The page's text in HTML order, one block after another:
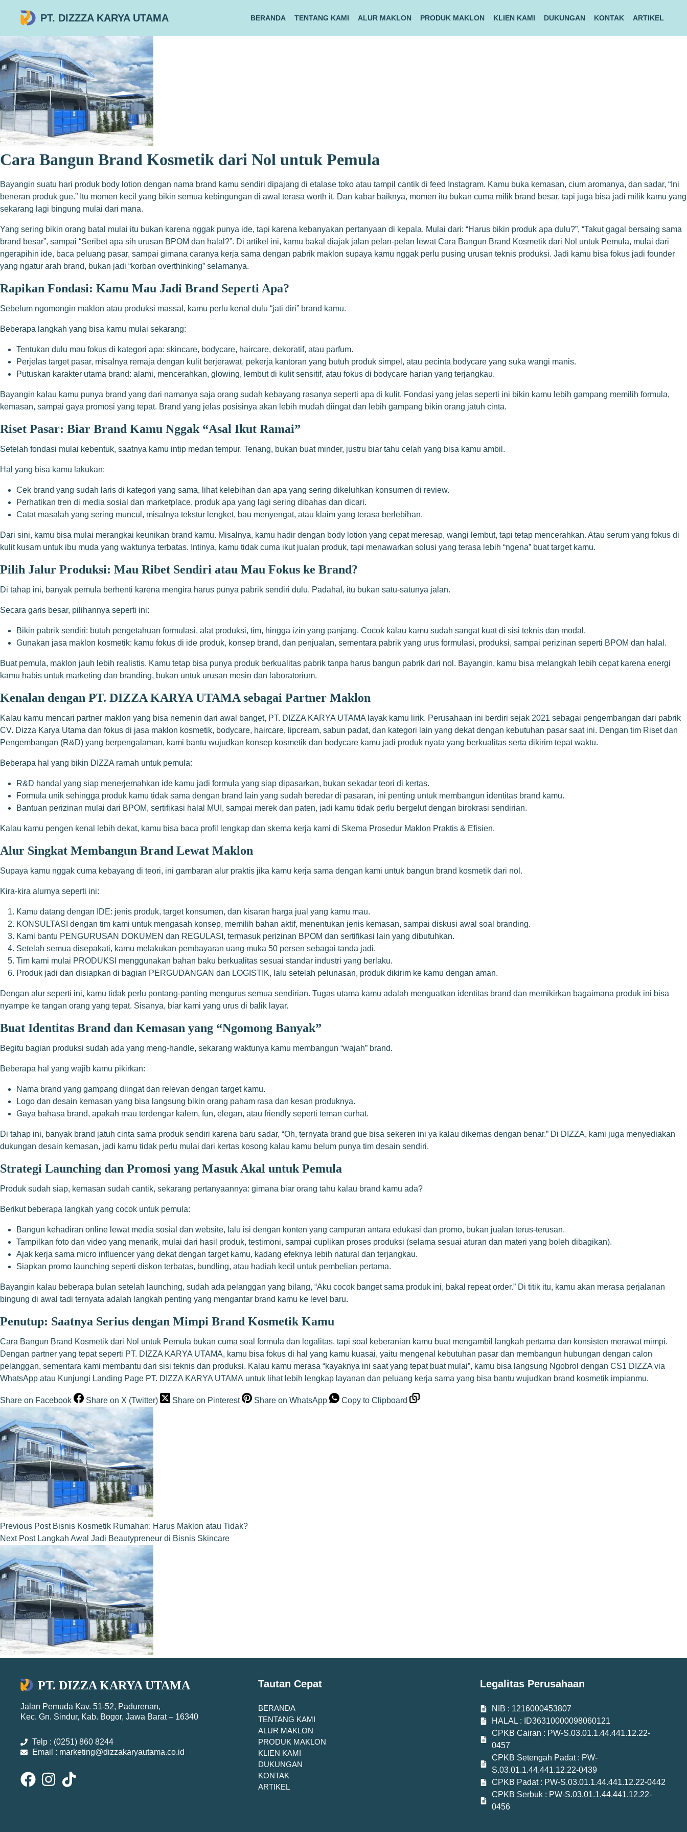
PT. DIZZZA KARYA UTAMA BERANDA TENTANG KAMI ALUR MAKLON PRODUK MAKLON KLIEN KAMI DUKUNGAN KONTAK ARTIKEL
Cara Bangun Brand Kosmetik dari Nol untuk Pemula
Bayangin suatu hari produk body lotion dengan nama brand kamu sendiri dipajang di etalase toko atau tampil cantik di feed Instagram. Kamu buka kemasan, cium aromanya, dan sadar, “Ini
beneran produk gue.” Itu momen kecil yang bikin semua kebingungan di awal terasa worth it. Dan kabar baiknya, momen itu bukan cuma milik brand besar, tapi juga bisa jadi milik kamu yang
sekarang lagi bingung mulai dari mana.
Yang sering bikin orang batal mulai itu bukan karena nggak punya ide, tapi karena kebanyakan pertanyaan di kepala. Mulai dari: “Harus bikin produk apa dulu?”, “Takut gagal bersaing sama
brand besar”, sampai “Seribet apa sih urusan BPOM dan halal?”. Di artikel ini, kamu bakal diajak jalan pelan-pelan lewat Cara Bangun Brand Kosmetik dari Nol untuk Pemula, mulai dari
ngerapihin ide, baca peluang pasar, sampai gimana caranya kerja sama dengan pabrik maklon supaya kamu nggak perlu pusing urusan teknis produksi. Jadi kamu bisa fokus jadi founder
yang ngatur arah brand, bukan jadi “korban overthinking” selamanya.
Rapikan Fondasi: Kamu Mau Jadi Brand Seperti Apa?
Sebelum ngomongin maklon atau produksi massal, kamu perlu kenal dulu “jati diri” brand kamu.
Beberapa langkah yang bisa kamu mulai sekarang:
Tentukan dulu mau fokus di kategori apa: skincare, bodycare, haircare, dekoratif, atau parfum.
Perjelas target pasar, misalnya remaja dengan kulit berjerawat, pekerja kantoran yang butuh produk simpel, atau pecinta bodycare yang suka wangi manis.
Putuskan karakter utama brand: alami, mencerahkan, glowing, lembut di kulit sensitif, atau fokus di bodycare harian yang terjangkau.
Bayangin kalau kamu punya brand yang dari namanya saja orang sudah kebayang rasanya seperti apa di kulit. Fondasi yang jelas seperti ini bikin kamu lebih gampang memilih formula,
kemasan, sampai gaya promosi yang tepat. Brand yang jelas posisinya akan lebih mudah diingat dan lebih gampang bikin orang jatuh cinta.
Riset Pasar: Biar Brand Kamu Nggak “Asal Ikut Ramai”
Setelah fondasi mulai kebentuk, saatnya kamu intip medan tempur. Tenang, bukan buat minder, justru biar tahu celah yang bisa kamu ambil.
Hal yang bisa kamu lakukan:
Cek brand yang sudah laris di kategori yang sama, lihat kelebihan dan apa yang sering dikeluhkan konsumen di review.
Perhatikan tren di media sosial dan marketplace, produk apa yang lagi sering dibahas dan dicari.
Catat masalah yang sering muncul, misalnya tekstur lengket, bau menyengat, atau klaim yang terasa berlebihan.
Dari sini, kamu bisa mulai merangkai keunikan brand kamu. Misalnya, kamu hadir dengan body lotion yang cepat meresap, wangi lembut, tapi tetap mencerahkan. Atau serum yang fokus di
kulit kusam untuk ibu muda yang waktunya terbatas. Intinya, kamu tidak cuma ikut jualan produk, tapi menawarkan solusi yang terasa lebih “ngena” buat target kamu.
Pilih Jalur Produksi: Mau Ribet Sendiri atau Mau Fokus ke Brand?
Di tahap ini, banyak pemula berhenti karena mengira harus punya pabrik sendiri dulu. Padahal, itu bukan satu-satunya jalan.
Secara garis besar, pilihannya seperti ini:
Bikin pabrik sendiri: butuh pengetahuan formulasi, alat produksi, tim, hingga izin yang panjang. Cocok kalau kamu sudah sangat kuat di sisi teknis dan modal.
Gunakan jasa maklon kosmetik: kamu fokus di ide produk, konsep brand, dan penjualan, sementara pabrik yang urus formulasi, produksi, sampai perizinan seperti BPOM dan halal.
Buat pemula, maklon jauh lebih realistis. Kamu tetap bisa punya produk berkualitas pabrik tanpa harus bangun pabrik dari nol. Bayangin, kamu bisa melangkah lebih cepat karena energi
kamu habis untuk marketing dan branding, bukan untuk urusan mesin dan laboratorium.
Kenalan dengan PT. DIZZA KARYA UTAMA sebagai Partner Maklon
Kalau kamu mencari partner maklon yang bisa nemenin dari awal banget, PT. DIZZA KARYA UTAMA layak kamu lirik. Perusahaan ini berdiri sejak 2021 sebagai pengembangan dari pabrik
CV. Dizza Karya Utama dan fokus di jasa maklon kosmetik, bodycare, haircare, lipcream, sabun padat, dan kategori lain yang dekat dengan kebutuhan pasar saat ini. Dengan tim Riset dan
Pengembangan (R&D) yang berpengalaman, kami bantu wujudkan konsep kosmetik dan bodycare kamu jadi produk nyata yang berkualitas serta dikirim tepat waktu.
Beberapa hal yang bikin DIZZA ramah untuk pemula:
R&D handal yang siap menerjemahkan ide kamu jadi formula yang siap dipasarkan, bukan sekadar teori di kertas.
Formula unik sehingga produk kamu tidak sama dengan brand lain yang sudah beredar di pasaran, ini penting untuk membangun identitas brand kamu.
Bantuan perizinan mulai dari BPOM, sertifikasi halal MUI, sampai merek dan paten, jadi kamu tidak perlu bergelut dengan birokrasi sendirian.
Kalau kamu pengen kenal lebih dekat, kamu bisa baca profil lengkap dan skema kerja kami di Skema Prosedur Maklon Praktis & Efisien.
Alur Singkat Membangun Brand Lewat Maklon
Supaya kamu nggak cuma kebayang di teori, ini gambaran alur praktis jika kamu kerja sama dengan kami untuk bangun brand kosmetik dari nol.
Kira-kira alurnya seperti ini:
Kamu datang dengan IDE: jenis produk, target konsumen, dan kisaran harga jual yang kamu mau.
KONSULTASI dengan tim kami untuk mengasah konsep, memilih bahan aktif, menentukan jenis kemasan, sampai diskusi awal soal branding.
Kami bantu PENGURUSAN DOKUMEN dan REGULASI, termasuk perizinan BPOM dan sertifikasi lain yang dibutuhkan.
Setelah semua disepakati, kamu melakukan pembayaran uang muka 50 persen sebagai tanda jadi.
Tim kami mulai PRODUKSI menggunakan bahan baku berkualitas sesuai standar industri yang berlaku.
Produk jadi dan disiapkan di bagian PERGUDANGAN dan LOGISTIK, lalu setelah pelunasan, produk dikirim ke kamu dengan aman.
Dengan alur seperti ini, kamu tidak perlu pontang-panting mengurus semua sendirian. Tugas utama kamu adalah menguatkan identitas brand dan memikirkan bagaimana produk ini bisa
nyampe ke tangan orang yang tepat. Sisanya, biar kami yang urus di balik layar.
Buat Identitas Brand dan Kemasan yang “Ngomong Banyak”
Begitu bagian produksi sudah ada yang meng-handle, sekarang waktunya kamu membangun “wajah” brand.
Beberapa hal yang wajib kamu pikirkan:
Nama brand yang gampang diingat dan relevan dengan target kamu.
Logo dan desain kemasan yang bisa langsung bikin orang paham rasa dan kesan produknya.
Gaya bahasa brand, apakah mau terdengar kalem, fun, elegan, atau friendly seperti teman curhat.
Di tahap ini, banyak brand jatuh cinta sama produk sendiri karena baru sadar, “Oh, ternyata brand gue bisa sekeren ini ya kalau dikemas dengan benar.” Di DIZZA, kami juga menyediakan
dukungan desain kemasan, jadi kamu tidak perlu mulai dari kertas kosong kalau kamu belum punya tim desain sendiri.
Strategi Launching dan Promosi yang Masuk Akal untuk Pemula
Produk sudah siap, kemasan sudah cantik, sekarang pertanyaannya: gimana biar orang tahu kalau brand kamu ada?
Berikut beberapa langkah yang cocok untuk pemula:
Bangun kehadiran online lewat media sosial dan website, lalu isi dengan konten yang campuran antara edukasi dan promo, bukan jualan terus-terusan.
Tampilkan foto dan video yang menarik, mulai dari hasil produk, testimoni, sampai cuplikan proses produksi (selama sesuai aturan dan materi yang boleh dibagikan).
Ajak kerja sama micro influencer yang dekat dengan target kamu, kadang efeknya lebih natural dan terjangkau.
Siapkan promo launching seperti diskon terbatas, bundling, atau hadiah kecil untuk pembelian pertama.
Bayangin kalau beberapa bulan setelah launching, sudah ada pelanggan yang bilang, “Aku cocok banget sama produk ini, bakal repeat order.” Di titik itu, kamu akan merasa perjalanan
bingung di awal tadi ternyata adalah langkah penting yang mengantar brand kamu ke level baru.
Penutup: Saatnya Serius dengan Mimpi Brand Kosmetik Kamu
Cara Bangun Brand Kosmetik dari Nol untuk Pemula bukan cuma soal formula dan legalitas, tapi soal keberanian kamu buat mengambil langkah pertama dan konsisten merawat mimpi.
Dengan partner yang tepat seperti PT. DIZZA KARYA UTAMA, kamu bisa fokus di hal yang kamu kuasai, yaitu mengenal kebutuhan pasar dan membangun hubungan dengan calon
pelanggan, sementara kami membantu dari sisi teknis dan produksi. Kalau kamu merasa “kayaknya ini saat yang tepat buat mulai”, kamu bisa langsung Ngobrol dengan CS1 DIZZA via
WhatsApp atau Kunjungi Landing Page PT. DIZZA KARYA UTAMA untuk lihat lebih lengkap layanan dan peluang kerja sama yang bisa bantu wujudkan brand kosmetik impianmu.
Share on Facebook Share on X (Twitter) Share on Pinterest Share on WhatsApp Copy to Clipboard
Previous Post Bisnis Kosmetik Rumahan: Harus Maklon atau Tidak?
Next Post Langkah Awal Jadi Beautypreneur di Bisnis Skincare
PT. DIZZA KARYA UTAMA
Jalan Pemuda Kav. 51-52, Padurenan,
Kec. Gn. Sindur, Kab. Bogor, Jawa Barat – 16340
Telp : (0251) 860 8244
Email : marketing@dizzakaryautama.co.id
Tautan Cepat
BERANDA
TENTANG KAMI
ALUR MAKLON
PRODUK MAKLON
KLIEN KAMI
DUKUNGAN
KONTAK
ARTIKEL
Legalitas Perusahaan
NIB : 1216000453807
HALAL : ID36310000098060121
CPKB Cairan : PW-S.03.01.1.44.441.12.22-
0457
CPKB Setengah Padat : PW-
S.03.01.1.44.441.12.22-0439
CPKB Padat : PW-S.03.01.1.44.441.12.22-0442
CPKB Serbuk : PW-S.03.01.1.44.441.12.22-
0456